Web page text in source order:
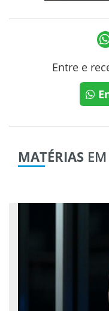
Entre e
MATÉRIAS